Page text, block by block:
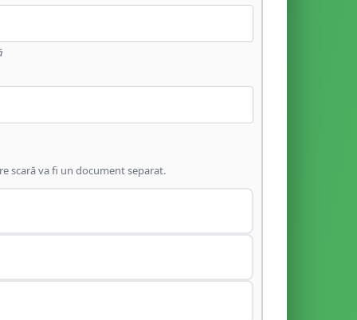
scară va fi un document separat.